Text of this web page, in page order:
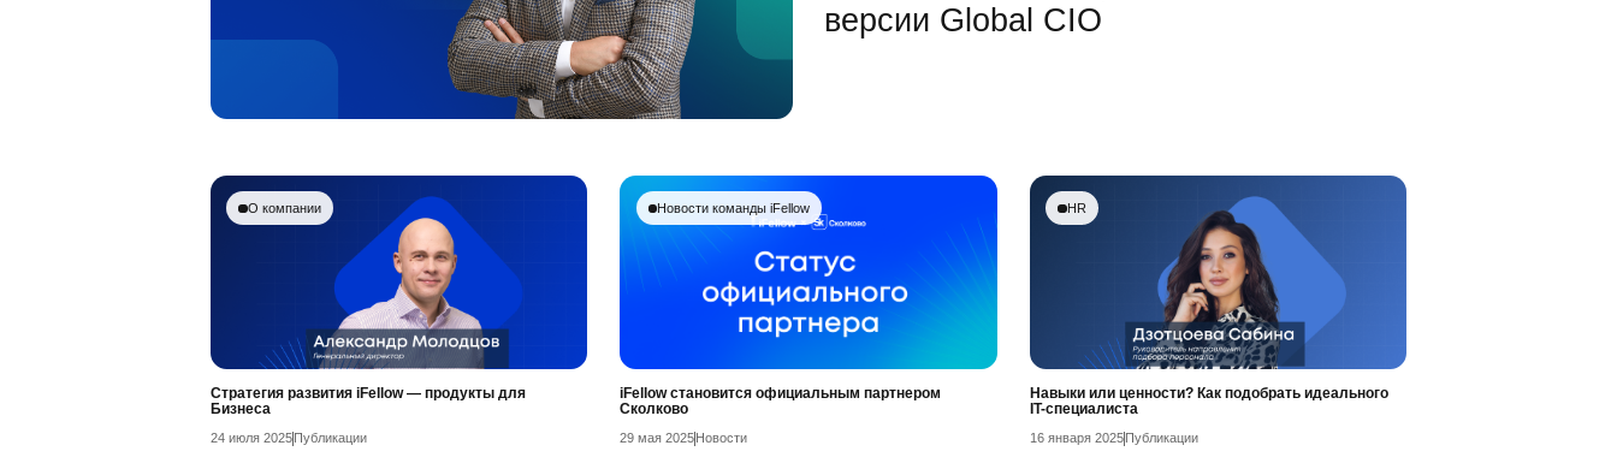
версии Global CIO
О компании
Стратегия развития iFellow — продукты для
Бизнеса
24 июля 2025 Публикации
Новости команды iFellow
iFellow становится официальным партнером
Сколково
29 мая 2025 Новости
HR
Навыки или ценности? Как подобрать идеального
IT-специалиста
16 января 2025 Публикации